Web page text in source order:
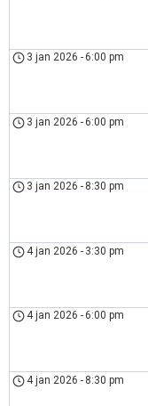
3 jan 2026 - 6:00 pm
3 jan 2026 - 6:00 pm
3 jan 2026 - 8:30 pm
4 jan 2026 - 3:30 pm
4 jan 2026 - 6:00 pm
4 jan 2026 - 8:30 pm